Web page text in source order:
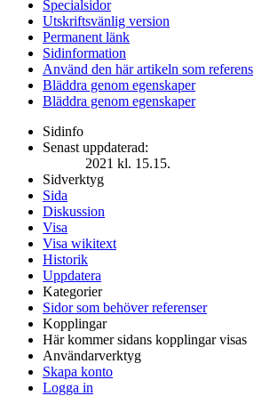
Specialsidor
Utskriftsvänlig version
Permanent länk
Sidinformation
Använd den här artikeln som referens
Bläddra genom egenskaper
Bläddra genom egenskaper
Sidinfo
Senast uppdaterad:
2021 kl. 15.15.
Sidverktyg
Sida
Diskussion
Visa
Visa wikitext
Historik
Uppdatera
Kategorier
Sidor som behöver referenser
Kopplingar
Här kommer sidans kopplingar visas
Användarverktyg
Skapa konto
Logga in